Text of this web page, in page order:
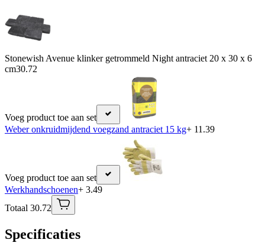
Stonewish Avenue klinker getrommeld Night antraciet 20 x 30 x 6
cm30.72
Voeg product toe aan set
Weber onkruidmijdend voegzand antraciet 15 kg+ 11.39
Voeg product toe aan set
Werkhandschoenen+ 3.49
Totaal 30.72
Specificaties